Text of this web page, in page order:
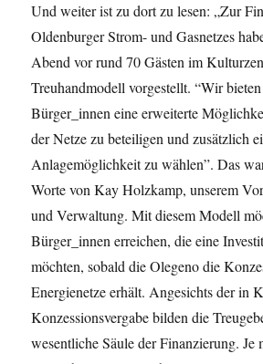
Und weiter ist zu dort zu lesen: „Zur
Oldenburger Strom- und Gasnetzes
Abend vor rund 70 Gästen im
Treuhandmodell vorgestellt. “Wir
Bürger_innen eine erweiterte
der Netze zu beteiligen und zusätzlich
Anlagemöglichkeit zu wählen”. Das
Worte von Kay Holzkamp, unserem
und Verwaltung. Mit diesem Modell
Bürger_innen erreichen, die eine
möchten, sobald die Olegeno die
Energienetze erhält. Angesichts der in
Konzessionsvergabe bilden die
wesentliche Säule der Finanzierung. Je